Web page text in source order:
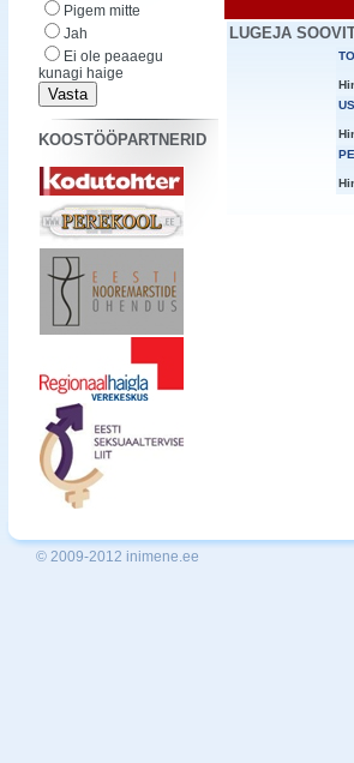
Pigem mitte
Jah
Ei ole peaaegu
kunagi haige
KOOSTÖÖPARTNERID
LUGEJA
© 2009-2012 inimene.ee